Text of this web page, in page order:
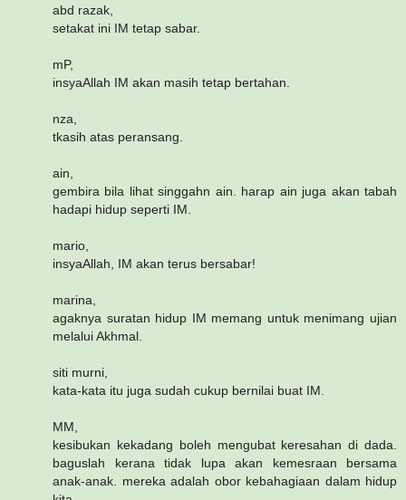
abd razak,
setakat ini IM tetap sabar.
mP,
insyaAllah IM akan masih tetap bertahan.
nza,
tkasih atas peransang.
ain,
gembira bila lihat singgahn ain. harap ain juga akan tabah
hadapi hidup seperti IM.
mario,
insyaAllah, IM akan terus bersabar!
marina,
agaknya suratan hidup IM memang untuk menimang ujian
melalui Akhmal.
siti murni,
kata-kata itu juga sudah cukup bernilai buat IM.
MM,
kesibukan kekadang boleh mengubat keresahan di dada.
baguslah kerana tidak lupa akan kemesraan bersama
anak-anak. mereka adalah obor kebahagiaan dalam hidup